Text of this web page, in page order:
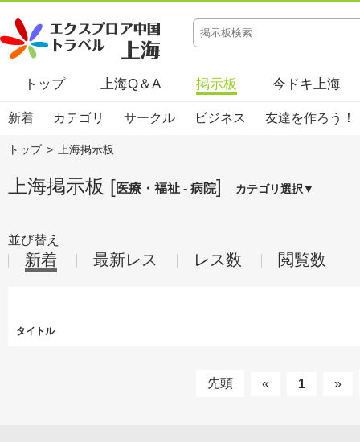
トップ 上海Q＆A 掲示板 今ドキ上海
新着 カテゴリ サークル ビジネス 友達を作ろう！
トップ > 上海掲示板
上海掲示板 [医療・福祉 - 病院] カテゴリ選択▼
並び替え
新着 最新レス レス数 閲覧数
タイトル
先頭 « 1 »